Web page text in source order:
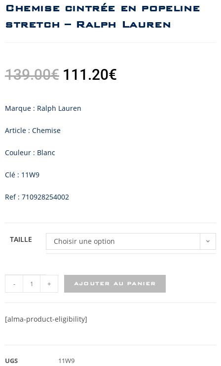
Chemise cintrée en popeline
stretch – Ralph Lauren
139.00€ 111.20€
Marque : Ralph Lauren
Article : Chemise
Couleur : Blanc
Clé : 11W9
Ref : 710928254002
TAILLE Choisir une option
- + AJOUTER AU PANIER
[alma-product-eligibility]
UGS
11W9